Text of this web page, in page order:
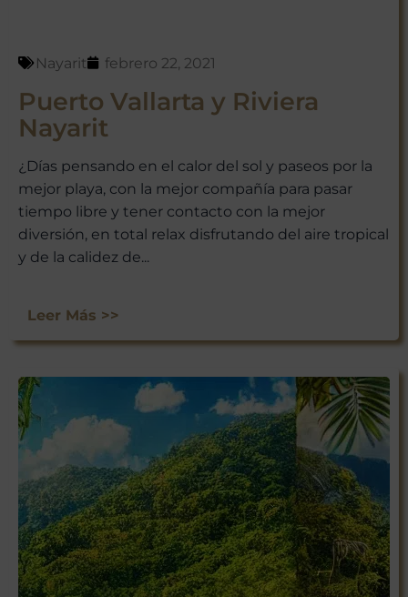
Nayarit febrero 22, 2021
Puerto Vallarta y Riviera
Nayarit
¿Días pensando en el calor del sol y paseos por la
mejor playa, con la mejor compañía para pasar
tiempo libre y tener contacto con la mejor
diversión, en total relax disfrutando del aire tropical
y de la calidez de...
Leer Más >>
¡ÚNETE A
NUESTRA
AVENTURA
VIAJERA!
No te pierdas las experiencias
únicas que Viajar a México tiene
para ti. Suscríbete ahora y recibe
nuestras últimas escapadas,